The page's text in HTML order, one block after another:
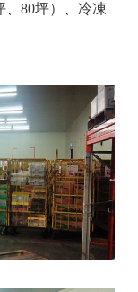
、80坪）、冷凍